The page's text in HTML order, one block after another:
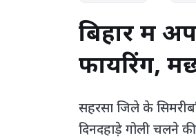
बिहार में
फायरिंग,
सहरसा जिले के
दिनदहाड़े गोली चलने